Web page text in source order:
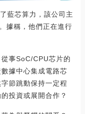
藍芯算力，該公司主
據稱，他們正在進行
事SoC/CPU芯片的
據中心集成電路芯
節跳動保持一定程
投資或展開合作？